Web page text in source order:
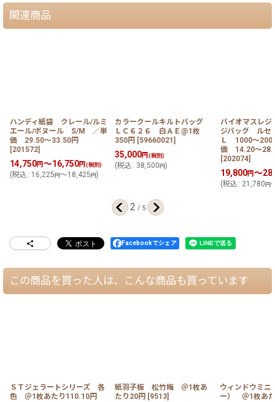
関連商品
ハンディ紙袋 クレール/ルミ
エール/ボヌール S/M ／単
価 29.50〜33.50円
[201572]
14,750円～16,750円(税別)
(税込: 16,225円～18,425円)
カラークールキルトバッグ
ＬＣ６２６ 白ＡＥ@1枚
350円 [59660021]
35,000円(税別)
(税込: 38,500円)
バイオマスレジ
ジバッグ ルセ
Ｌ 1000〜
価 14.20〜
[202074]
19,800円～
(税込 : 21,780円
2 / 5
Facebookでシェア
この商品を買った人は、こんな商品も買っています
ＳＴジェラートシリーズ 各
色 ＠1枚あたり110.10円
紙羽子板 松竹梅 ＠1枚あ
たり20円 [9513]
ウィンドウミニ
ー） ＠1枚あ